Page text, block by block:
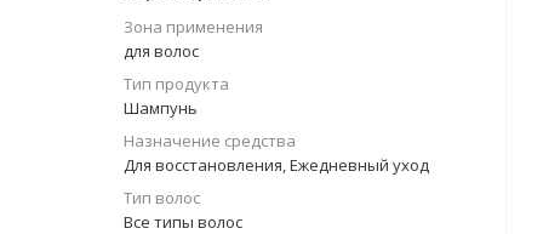
Зона применения
для волос
Тип продукта
Шампунь
Назначение средства
Для восстановления, Ежедневный уход
Тип волос
Все типы волос